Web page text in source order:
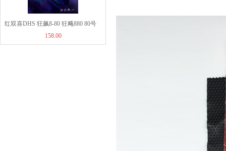
红双喜DHS 狂飙8-80 狂飚880 80号
大孔径海绵 粘性套胶
158.00